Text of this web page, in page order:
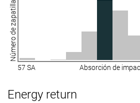
Número de zapatillas
57 SA Absorción de
Energy return